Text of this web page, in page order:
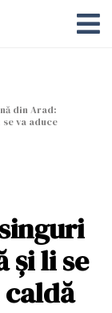
din Arad:
va aduce
și li se